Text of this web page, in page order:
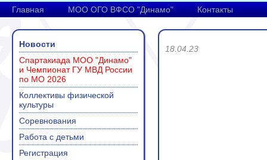
Главная МОО ОГО ВФСО "Динамо" Контакты
Новости
Спартакиада МОО "Динамо"
и Чемпионат ГУ МВД России
по МО 2026
Коллективы физической
культуры
Соревнования
Работа с детьми
Регистрация
18.04.23